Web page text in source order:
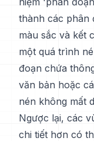
thành các phân
màu sắc và kết
một quá trình
đoạn chứa
văn bản hoặc
nén không mất
Ngược lại, các
chi tiết hơn có